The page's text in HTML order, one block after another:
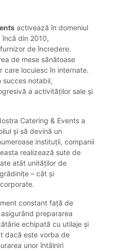
activează în domeniul
din 2010,
de încredere.
de mese sănătoase
care locuiesc în internate.
succes notabil,
a activităților sale și
Catering & Events a
și să devină un
instituții, companii
realizează sute de
atât unităților de
– cât și
constant față de
prepararea
echipată cu utilaje și
dacă este vorba de
unor întâlniri